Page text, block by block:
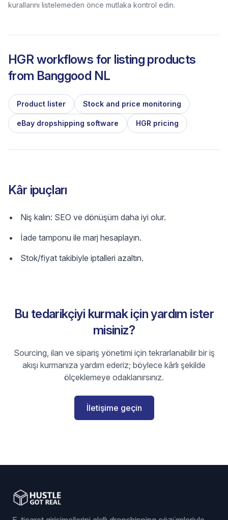
kurallarını listelemeden önce mutlaka kontrol edin.
HGR workflows for listing products
from Banggood NL
Product lister Stock and price monitoring
eBay dropshipping software HGR pricing
Kâr ipuçları
Niş kalın: SEO ve dönüşüm daha iyi olur.
İade tamponu ile marj hesaplayın.
Stok/fiyat takibiyle iptalleri azaltın.
Bu tedarikçiyi kurmak için yardım ister
misiniz?
Sourcing, ilan ve sipariş yönetimi için tekrarlanabilir bir iş
akışı kurmanıza yardım ederiz; böylece kârlı şekilde
ölçeklemeye odaklanırsınız.
İletişime geçin